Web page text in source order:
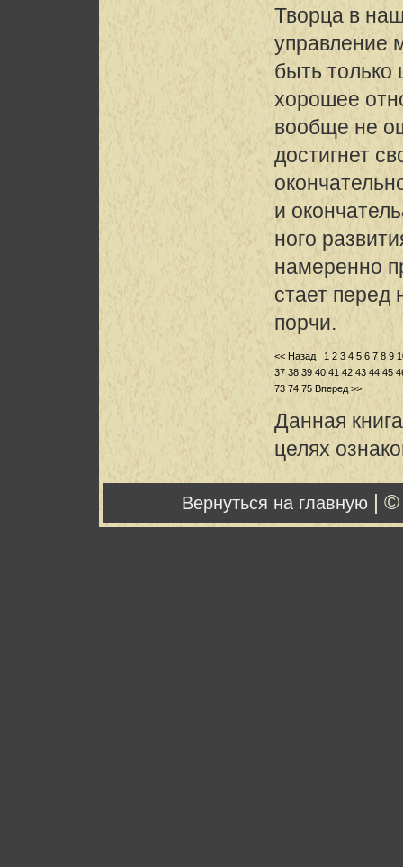
Творца в
управление
быть только
хорошее
вообще не
достигнет
и
ного
намеренно
стает перед
порчи.
<< Назад 1 2 3 4 5 6 7 8 9
37 38 39 40 41 42 43 44 45
73 74 75 Вперед >>
Данная
целях
Вернуться на главную |